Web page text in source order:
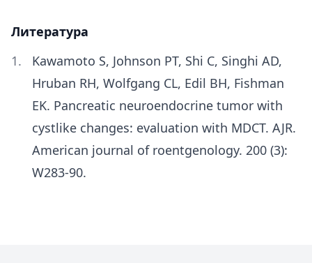
Литература
Kawamoto S, Johnson PT, Shi C, Singhi AD,
Hruban RH, Wolfgang CL, Edil BH, Fishman
EK. Pancreatic neuroendocrine tumor with
cystlike changes: evaluation with MDCT. AJR.
American journal of roentgenology. 200 (3):
W283-90.